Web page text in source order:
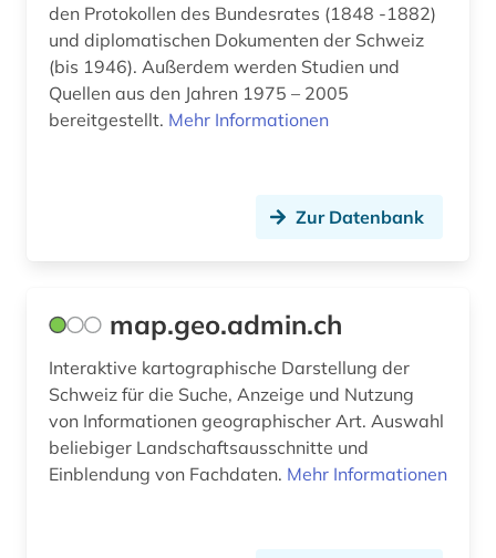
den Protokollen des Bundesrates (1848 -1882)
und diplomatischen Dokumenten der Schweiz
(bis 1946). Außerdem werden Studien und
Quellen aus den Jahren 1975 – 2005
bereitgestellt. Mehr Informationen
Zur Datenbank
map.geo.admin.ch
Interaktive kartographische Darstellung der
Schweiz für die Suche, Anzeige und Nutzung
von Informationen geographischer Art. Auswahl
beliebiger Landschaftsausschnitte und
Einblendung von Fachdaten. Mehr Informationen